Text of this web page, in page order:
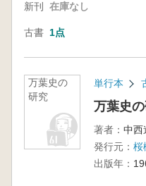
新刊 在庫なし
古書 1点
万葉史の
研究
単行本
万葉史
著者： 中西
発行元： 桜
出版年：